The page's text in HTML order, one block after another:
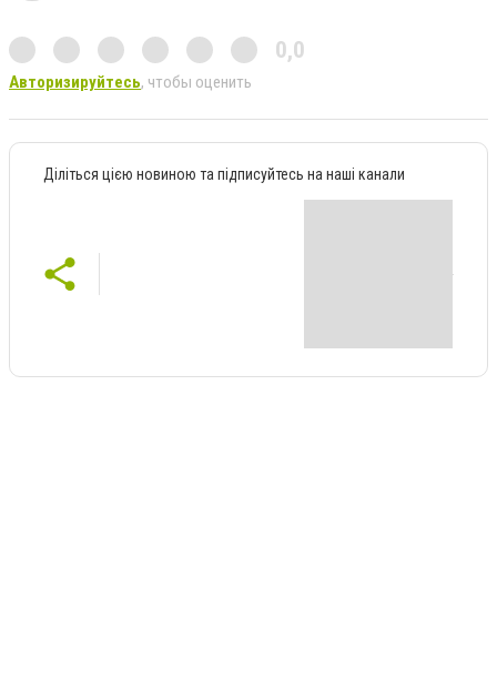
0,0
Авторизируйтесь, чтобы оценить
Діліться цією новиною та підписуйтесь на наші канали